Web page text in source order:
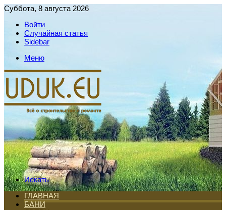
Суббота, 8 августа 2026
Войти
Случайная статья
Sidebar
Меню
Искать
ГЛАВНАЯ
БАНИ